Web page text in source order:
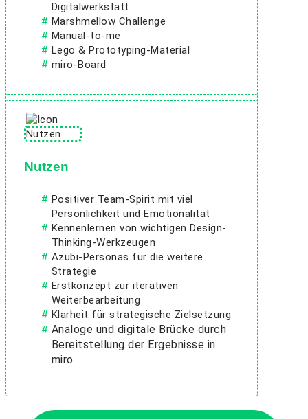
Digitalwerkstatt
Marshmellow Challenge
Manual-to-me
Lego & Prototyping-Material
miro-Board
Nutzen
Positiver Team-Spirit mit viel
Persönlichkeit und Emotionalität
Kennenlernen von wichtigen Design-
Thinking-Werkzeugen
Azubi-Personas für die weitere
Strategie
Erstkonzept zur iterativen
Weiterbearbeitung
Klarheit für strategische Zielsetzung
Analoge und digitale Brücke durch
Bereitstellung der Ergebnisse in
miro